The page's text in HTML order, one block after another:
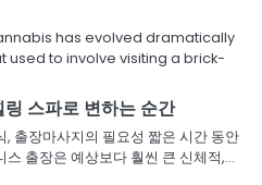
has evolved dramatically
used to involve visiting a brick-
스파로 변하는 순간
출장마사지의 필요성 짧은 시간 동안
출장은 예상보다 훨씬 큰 신체적,…